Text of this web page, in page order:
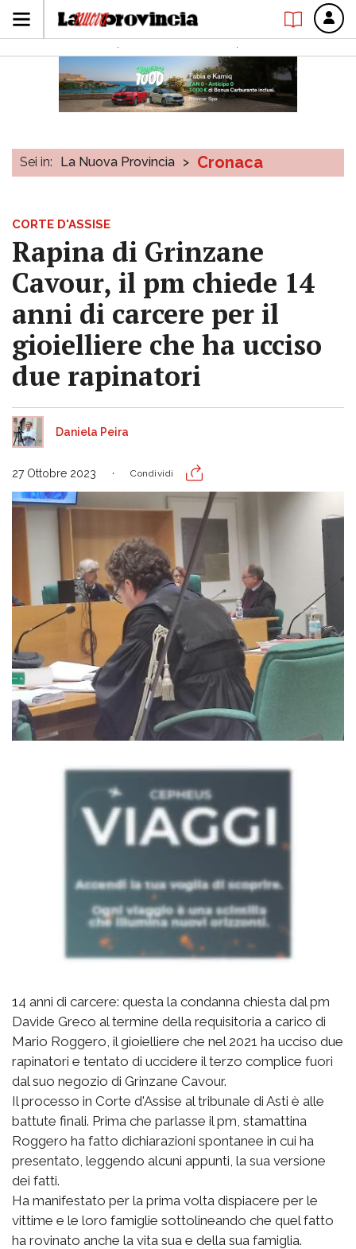
Sei in: La Nuova Provincia > Cronaca
CORTE D'ASSISE
Rapina di Grinzane
Cavour, il pm chiede 14
anni di carcere per il
gioielliere che ha ucciso
due rapinatori
Daniela Peira
27 Ottobre 2023 Condividi
14 anni di carcere: questa la condanna chiesta dal pm
Davide Greco al termine della requisitoria a carico di
Mario Roggero, il gioielliere che nel 2021 ha ucciso due
rapinatori e tentato di uccidere il terzo complice fuori
dal suo negozio di Grinzane Cavour.
Il processo in Corte d'Assise al tribunale di Asti è alle
battute finali. Prima che parlasse il pm, stamattina
Roggero ha fatto dichiarazioni spontanee in cui ha
presentato, leggendo alcuni appunti, la sua versione
dei fatti.
Ha manifestato per la prima volta dispiacere per le
vittime e le loro famiglie sottolineando che quel fatto
ha rovinato anche la vita sua e della sua famiglia.